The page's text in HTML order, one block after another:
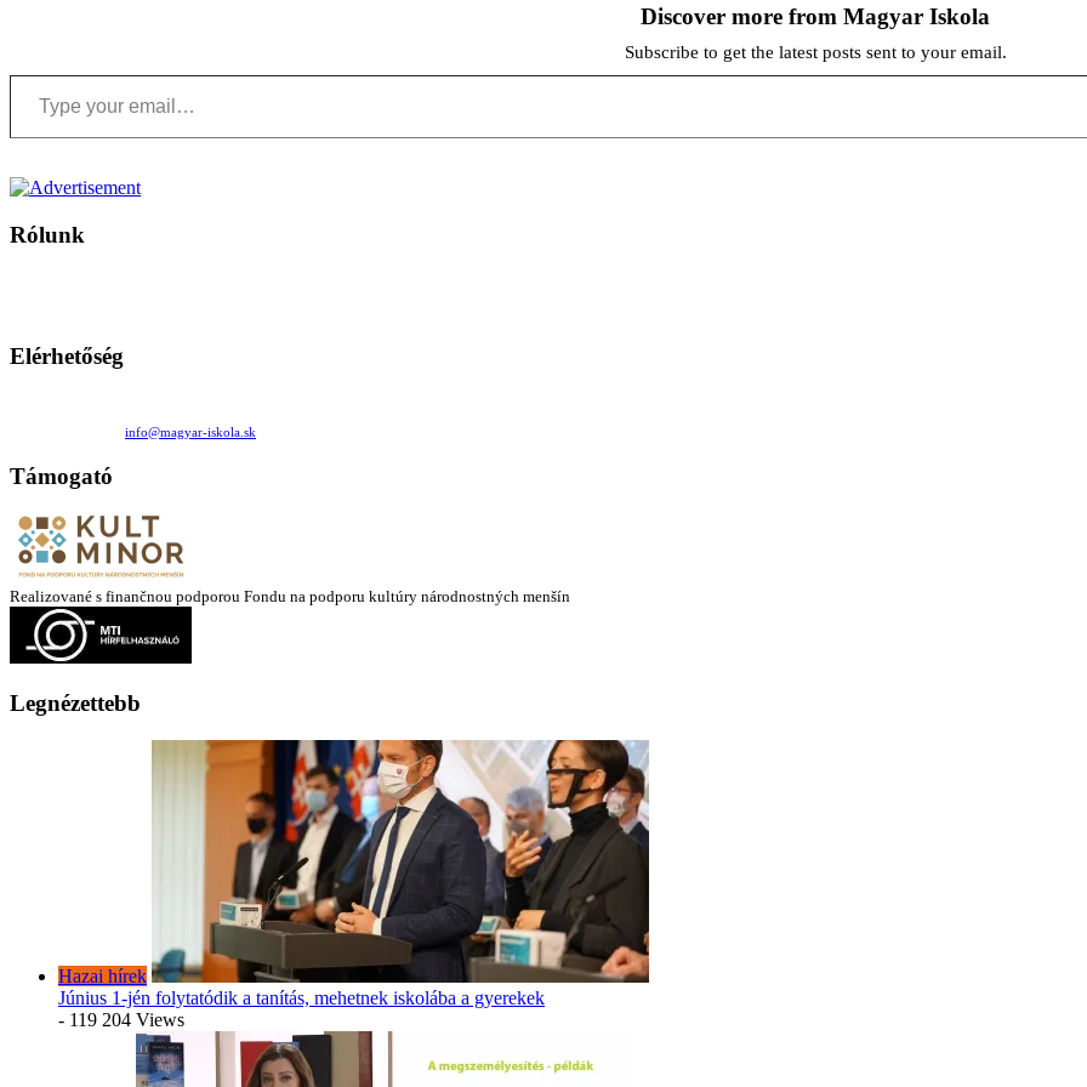
Discover more from Magyar Iskola
Subscribe to get the latest posts sent to your email.
Type your email…
Rólunk
Elérhetőség
info@magyar-iskola.sk
Támogató
Realizované s finančnou podporou Fondu na podporu kultúry národnostných menšín
Legnézettebb
Hazai hírek
Június 1-jén folytatódik a tanítás, mehetnek iskolába a gyerekek
- 119 204 Views